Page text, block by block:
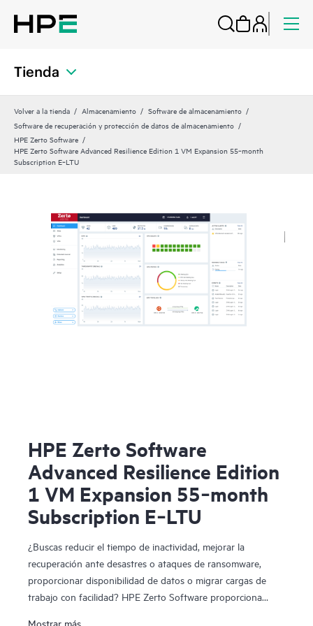
Tienda
Volver a la tienda Almacenamiento
Software de almacenamiento
Software de recuperación y protección de datos de almacenamiento
HPE Zerto Software
HPE Zerto Software Advanced Resilience Edition 1 VM Expansion 55‑month
Subscription E‑LTU
HPE Zerto Software
Advanced Resilience Edition
1 VM Expansion 55‑month
Subscription E‑LTU
¿Buscas reducir el tiempo de inactividad, mejorar la
recuperación ante desastres o ataques de ransomware,
proporcionar disponibilidad de datos o migrar cargas de
trabajo con facilidad? HPE Zerto Software proporciona
Mostrar más